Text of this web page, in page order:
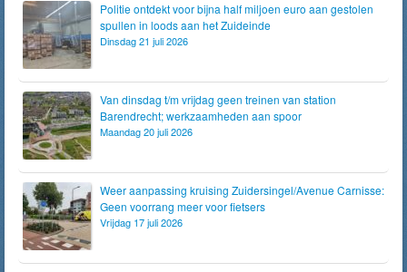
Politie ontdekt voor bijna half miljoen euro aan gestolen
spullen in loods aan het Zuideinde
Dinsdag 21 juli 2026
Van dinsdag t/m vrijdag geen treinen van station
Barendrecht; werkzaamheden aan spoor
Maandag 20 juli 2026
Weer aanpassing kruising Zuidersingel/Avenue Carnisse:
Geen voorrang meer voor fietsers
Vrijdag 17 juli 2026